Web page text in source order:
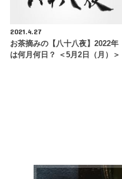
2021.4.27
お茶摘みの【八十八夜】2022年
は何月何日？ ＜5月2日（月）＞